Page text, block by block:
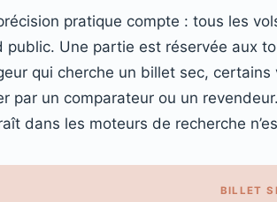
pratique compte : tous les
public. Une partie est réservée aux
qui cherche un billet sec,
par un comparateur ou un
dans les moteurs de recherche
BILLET